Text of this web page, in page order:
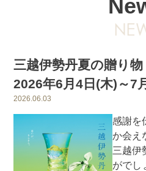
三越伊勢丹夏の贈り
2026年6月4日(木)～7
2026.06.03
感謝を
か会え
三越伊
がでし